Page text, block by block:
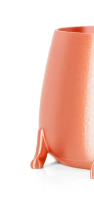
Cadeaubon